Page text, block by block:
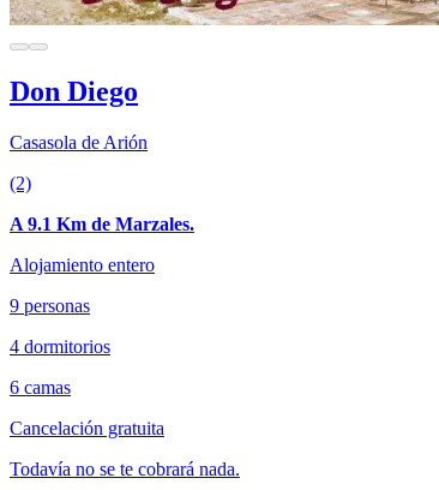
Don Diego
Casasola de Arión
(2)
A 9.1 Km de Marzales.
Alojamiento entero
9 personas
4 dormitorios
6 camas
Cancelación gratuita
Todavía no se te cobrará nada.